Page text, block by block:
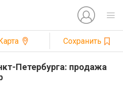
Сохранить
Петербурга: продажа